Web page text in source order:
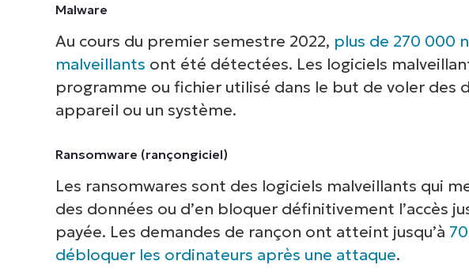
Malware
Au cours du premier semestre 2022, plus de 270 000
malveillants ont été détectées. Les logiciels
programme ou fichier utilisé dans le but de voler des
appareil ou un système.
Ransomware (rançongiciel)
Les ransomwares sont des logiciels malveillants qui
des données ou d’en bloquer définitivement l’accès
payée. Les demandes de rançon ont atteint jusqu’à
débloquer les ordinateurs après une attaque.
Voir
découvrir
informatiques
correctifs, le